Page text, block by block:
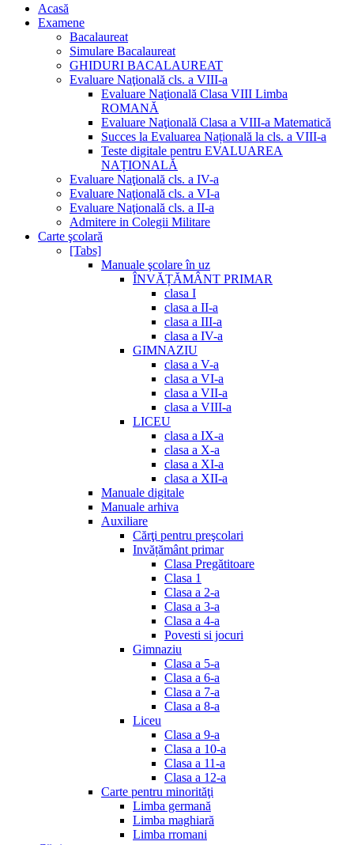
Acasă
Examene
Bacalaureat
Simulare Bacalaureat
GHIDURI BACALAUREAT
Evaluare Naţională cls. a VIII-a
Evaluare Naţională Clasa VIII Limba
ROMANĂ
Evaluare Naţională Clasa a VIII-a Matematică
Succes la Evaluarea Națională la cls. a VIII-a
Teste digitale pentru EVALUAREA
NAȚIONALĂ
Evaluare Naţională cls. a IV-a
Evaluare Naţională cls. a VI-a
Evaluare Naţională cls. a II-a
Admitere in Colegii Militare
Carte şcolară
[Tabs]
Manuale şcolare în uz
ÎNVĂȚĂMÂNT PRIMAR
clasa I
clasa a II-a
clasa a III-a
clasa a IV-a
GIMNAZIU
clasa a V-a
clasa a VI-a
clasa a VII-a
clasa a VIII-a
LICEU
clasa a IX-a
clasa a X-a
clasa a XI-a
clasa a XII-a
Manuale digitale
Manuale arhiva
Auxiliare
Cărţi pentru preşcolari
Invățământ primar
Clasa Pregătitoare
Clasa 1
Clasa a 2-a
Clasa a 3-a
Clasa a 4-a
Povesti si jocuri
Gimnaziu
Clasa a 5-a
Clasa a 6-a
Clasa a 7-a
Clasa a 8-a
Liceu
Clasa a 9-a
Clasa a 10-a
Clasa a 11-a
Clasa a 12-a
Carte pentru minorităţi
Limba germană
Limba maghiară
Limba rromani